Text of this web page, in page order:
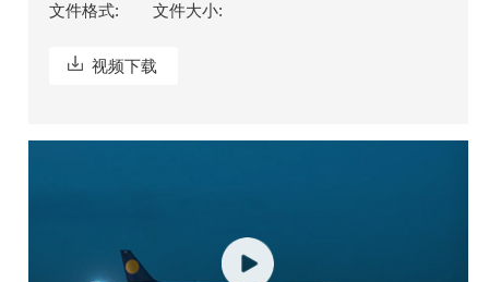
文件格式:
文件大小:
视频下载